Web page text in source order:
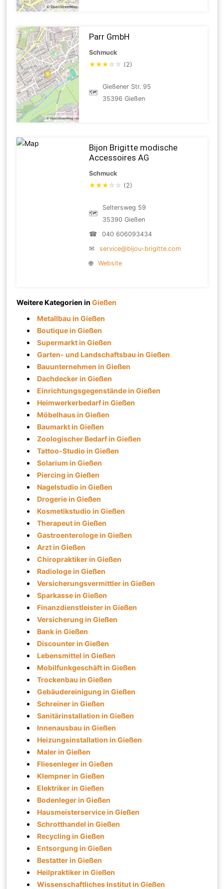
Parr GmbH
Schmuck
★★★ ☆ ☆ (2)
🗺
Gießener Str. 95
35396 Gießen
Bijon Brigitte modische
Accessoires AG
Schmuck
★★★ ☆ ☆ (2)
🗺
Seltersweg 59
35390 Gießen
☎
040 606093434
✉
service@bijou-brigitte.com
🌐
Website
Weitere Kategorien inGießen
Metallbau in Gießen
Boutique in Gießen
Supermarkt in Gießen
Garten- und Landschaftsbau in Gießen
Bauunternehmen in Gießen
Dachdecker in Gießen
Einrichtungsgegenstände in Gießen
Heimwerkerbedarf in Gießen
Möbelhaus in Gießen
Baumarkt in Gießen
Zoologischer Bedarf in Gießen
Tattoo-Studio in Gießen
Solarium in Gießen
Piercing in Gießen
Nagelstudio in Gießen
Drogerie in Gießen
Kosmetikstudio in Gießen
Therapeut in Gießen
Gastroenterologe in Gießen
Arzt in Gießen
Chiropraktiker in Gießen
Radiologe in Gießen
Versicherungsvermittler in Gießen
Sparkasse in Gießen
Finanzdienstleister in Gießen
Versicherung in Gießen
Bank in Gießen
Discounter in Gießen
Lebensmittel in Gießen
Mobilfunkgeschäft in Gießen
Trockenbau in Gießen
Gebäudereinigung in Gießen
Schreiner in Gießen
Sanitärinstallation in Gießen
Innenausbau in Gießen
Heizungsinstallation in Gießen
Maler in Gießen
Fliesenleger in Gießen
Klempner in Gießen
Elektriker in Gießen
Bodenleger in Gießen
Hausmeisterservice in Gießen
Schrotthandel in Gießen
Recycling in Gießen
Entsorgung in Gießen
Bestatter in Gießen
Heilpraktiker in Gießen
Wissenschaftliches Institut in Gießen